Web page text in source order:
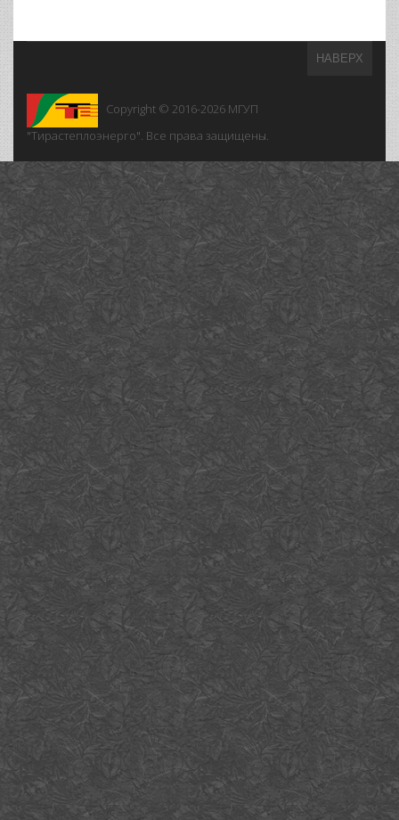
НАВЕРХ
Copyright © 2016-2026 МГУП
"Тирастеплоэнерго". Все права защищены.